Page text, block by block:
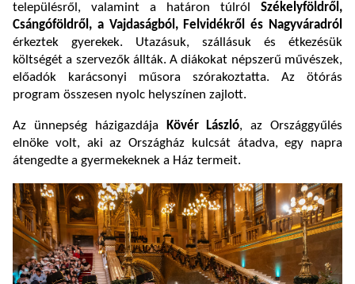
településről, valamint a határon túlról Székelyföldről,
Csángóföldről, a Vajdaságból, Felvidékről és Nagyváradról
érkeztek gyerekek. Utazásuk, szállásuk és étkezésük
költségét a szervezők állták. A diákokat népszerű művészek,
előadók karácsonyi műsora szórakoztatta. Az ötórás
program összesen nyolc helyszínen zajlott.
Az ünnepség házigazdája Kövér László, az Országgyűlés
elnöke volt, aki az Országház kulcsát átadva, egy napra
átengedte a gyermekeknek a Ház termeit.